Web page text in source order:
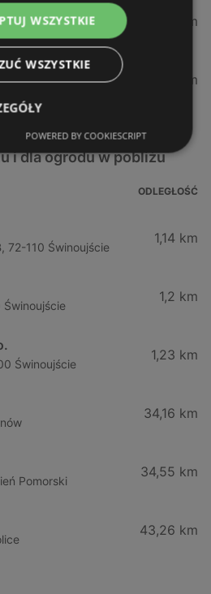
Stargard Szczeciński
80,82 km
Koszalin
130,32 km
i dla ogrodu w pobliżu
ODLEGŁOŚĆ
72-110 Świnoujście
1,14 km
1,2 km
Świnoujście
1,23 km
34,16 km
Pomorski
34,55 km
43,26 km
WSZYSTKIE
WSZYSTKIE
POWERED BY COOKIESCRIPT